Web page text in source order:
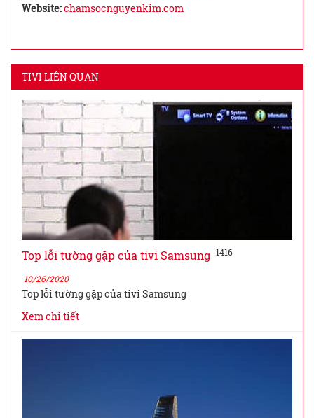
Website:chamsocnguyenkim.com
TIVI LIÊN QUAN
Top lỗi tường gặp của tivi Samsung 1416
10/26/2020
Top lỗi tường gặp của tivi Samsung
Xem chi tiết